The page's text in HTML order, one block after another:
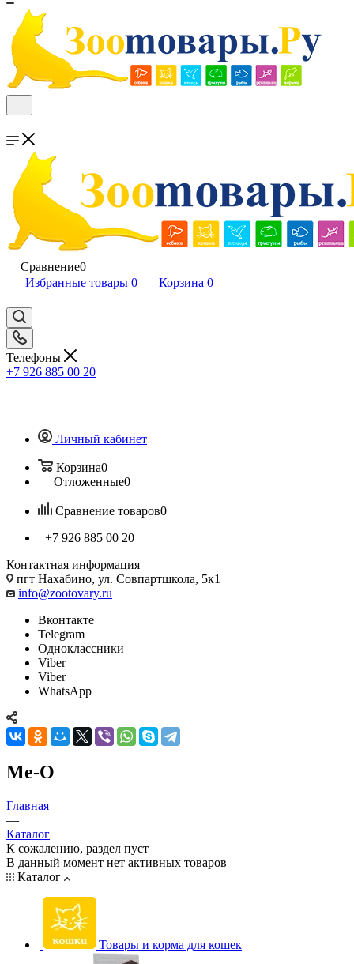
Сравнение0
Избранные товары 0 Корзина 0
Телефоны
+7 926 885 00 20
Личный кабинет
Корзина0
Отложенные0
Сравнение товаров0
+7 926 885 00 20
Контактная информация
пгт Нахабино, ул. Совпартшкола, 5к1
info@zootovary.ru
Вконтакте
Telegram
Одноклассники
Viber
Viber
WhatsApp
Me-O
Главная
—
Каталог
К сожалению, раздел пуст
В данный момент нет активных товаров
Каталог
Товары и корма для кошек